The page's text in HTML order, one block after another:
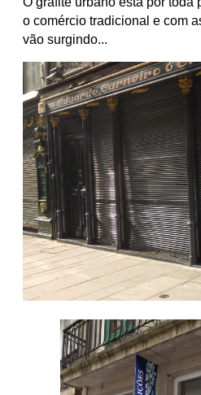
o comércio tradicional e com
vão surgindo...